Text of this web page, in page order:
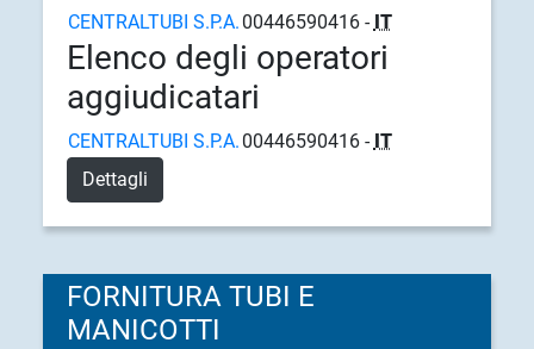
CENTRALTUBI S.P.A. 00446590416 - IT
Elenco degli operatori
aggiudicatari
CENTRALTUBI S.P.A. 00446590416 - IT
Dettagli
FORNITURA TUBI E
MANICOTTI